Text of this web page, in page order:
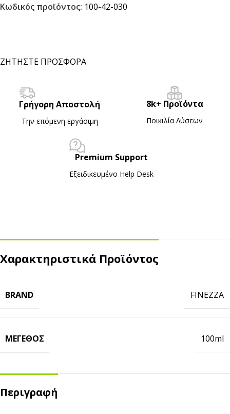
Κωδικός προϊόντος: 100-42-030
ΖΗΤΗΣΤΕ ΠΡΟΣΦΟΡΑ
Γρήγορη Αποστολή
Την επόμενη εργάσιμη
8k+ Προϊόντα
Ποικιλία Λύσεων
Premium Support
Εξειδικευμένο Ηelp Desk
Χαρακτηριστικά Προϊόντος
BRAND FINEZZA
ΜΈΓΕΘΟΣ 100ml
Περιγραφή